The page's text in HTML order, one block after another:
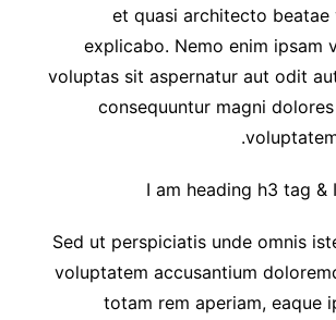
et quasi architecto
explicabo. Nemo enim ipsam
voluptas sit aspernatur aut odit
consequuntur magni
I am heading h3 tag &
Sed ut perspiciatis unde omnis
voluptatem accusantium
totam rem aperiam, eaque